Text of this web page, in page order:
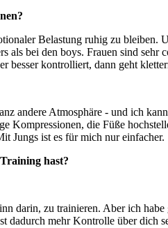
Belastung ruhig zu
als bei den boys. Frauen sind
besser kontrolliert, dann geht
andere Atmosphäre - und ich
Kompressionen, die Füße
Jungs ist es für mich nur einfacher.
hast?
darin, zu trainieren. Aber ich
dadurch mehr Kontrolle über dich